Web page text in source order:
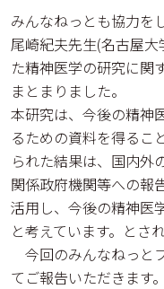
みんなねっとも協力を
尾崎紀夫先生(名古屋
た精神医学の研究に関
まとまりました。
本研究は、今後の精神
るための資料を得るこ
られた結果は、国内外
関係政府機関等への報
活用し、今後の精神医
と考えています。とさ
今回のみんなねっと
てご報告いただきます。